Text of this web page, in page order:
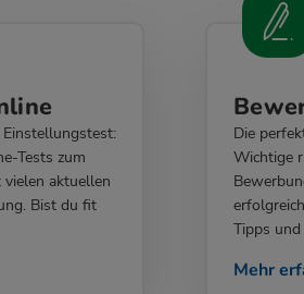
Tests zum
aktuellen
Bist du fit
Die
Wichtige
Tipps
Mehr